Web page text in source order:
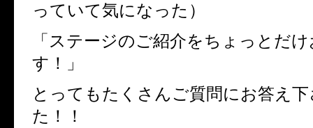
っていて気になった）
「ステージのご紹介をちょっとだ
す！」
とってもたくさんご質問にお答え
た！！